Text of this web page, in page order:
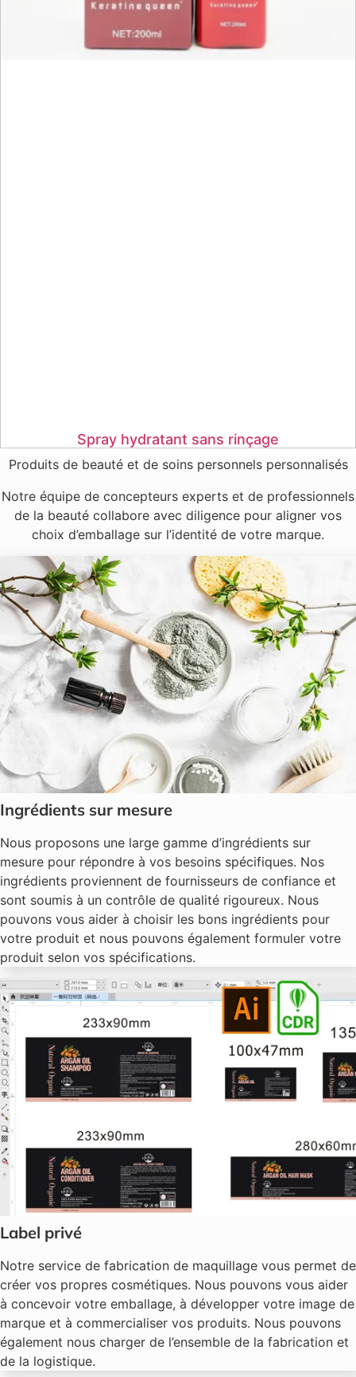
Spray hydratant sans rinçage
Produits de beauté et de soins personnels personnalisés
Notre équipe de concepteurs experts et de professionnels
de la beauté collabore avec diligence pour aligner vos
choix d’emballage sur l’identité de votre marque.
Ingrédients sur mesure
Nous proposons une large gamme d’ingrédients sur
mesure pour répondre à vos besoins spécifiques. Nos
ingrédients proviennent de fournisseurs de confiance et
sont soumis à un contrôle de qualité rigoureux. Nous
pouvons vous aider à choisir les bons ingrédients pour
votre produit et nous pouvons également formuler votre
produit selon vos spécifications.
Label privé
Notre service de fabrication de maquillage vous permet de
créer vos propres cosmétiques. Nous pouvons vous aider
à concevoir votre emballage, à développer votre image de
marque et à commercialiser vos produits. Nous pouvons
également nous charger de l’ensemble de la fabrication et
de la logistique.